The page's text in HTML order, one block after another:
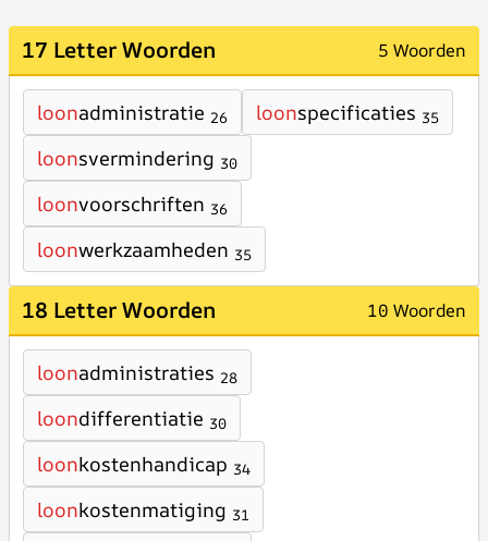
17 Letter Woorden 5 Woorden
loonadministratie 26 loonspecificaties 35
loonsvermindering 30
loonvoorschriften 36
loonwerkzaamheden 35
18 Letter Woorden 10 Woorden
loonadministraties 28
loondifferentiatie 30
loonkostenhandicap 34
loonkostenmatiging 31